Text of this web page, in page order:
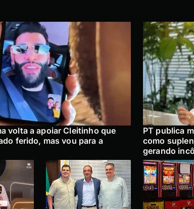
volta a apoiar Cleitinho que
ferido, mas vou para a
PT publica
como
gerando